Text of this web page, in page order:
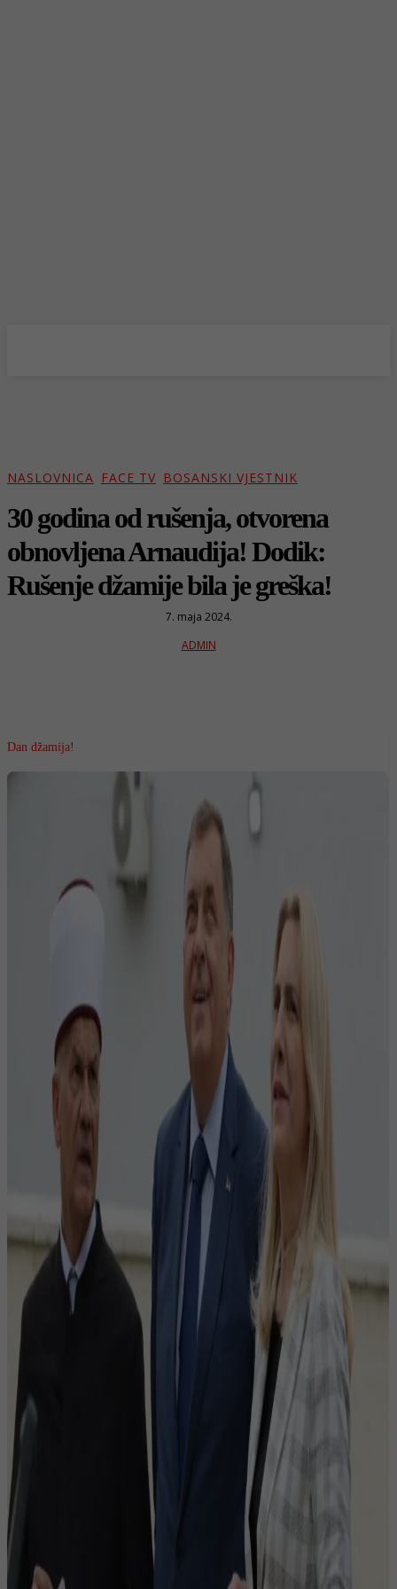
NASLOVNICA FACE TV BOSANSKI VJESTNIK
30 godina od rušenja, otvorena
obnovljena Arnaudija! Dodik:
Rušenje džamije bila je greška!
7. maja 2024.
ADMIN
Dan džamija!